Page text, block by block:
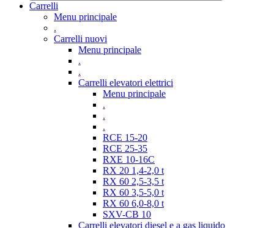
Carrelli
Menu principale
.
Carrelli nuovi
Menu principale
.
.
Carrelli elevatori elettrici
Menu principale
.
.
.
RCE 15-20
RCE 25-35
RXE 10-16C
RX 20 1,4-2,0 t
RX 60 2,5-3,5 t
RX 60 3,5-5,0 t
RX 60 6,0-8,0 t
SXV-CB 10
Carrelli elevatori diesel e a gas liquido